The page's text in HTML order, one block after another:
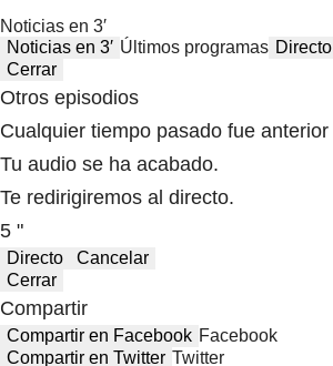
Noticias en 3′
Noticias en 3′ Últimos programas Directo
Cerrar
Otros episodios
Cualquier tiempo pasado fue anterior
Tu audio se ha acabado.
Te redirigiremos al directo.
5 "
Directo
Cancelar
Cerrar
Compartir
Compartir en Facebook Facebook
Compartir en Twitter Twitter